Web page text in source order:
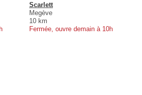
Scarlett
Megève
10 km
Fermée, ouvre demain à 10h